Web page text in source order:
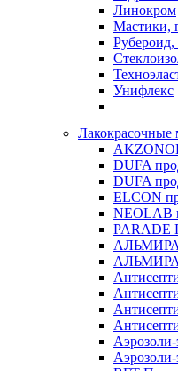
Линокром
Мастики,
Унифлекс
Лакокрасочные
DUFA
DUFA
ELCON
NEOLAB
PARADE
АЛЬМИРА
АЛЬМИРА